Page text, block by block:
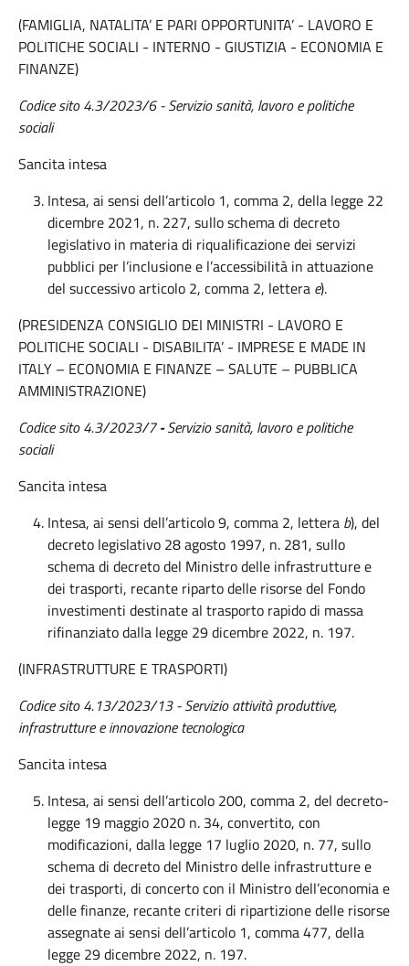
(FAMIGLIA, NATALITA’ E PARI OPPORTUNITA’ - LAVORO E
POLITICHE SOCIALI - INTERNO - GIUSTIZIA - ECONOMIA E
FINANZE)
Codice sito 4.3/2023/6 - Servizio sanità, lavoro e politiche
sociali
Sancita intesa
Intesa, ai sensi dell’articolo 1, comma 2, della legge 22
dicembre 2021, n. 227, sullo schema di decreto
legislativo in materia di riqualificazione dei servizi
pubblici per l’inclusione e l’accessibilità in attuazione
del successivo articolo 2, comma 2, lettera e).
(PRESIDENZA CONSIGLIO DEI MINISTRI - LAVORO E
POLITICHE SOCIALI - DISABILITA’ - IMPRESE E MADE IN
ITALY – ECONOMIA E FINANZE – SALUTE – PUBBLICA
AMMINISTRAZIONE)
Codice sito 4.3/2023/7-Servizio sanità, lavoro e politiche
sociali
Sancita intesa
Intesa, ai sensi dell’articolo 9, comma 2, lettera b), del
decreto legislativo 28 agosto 1997, n. 281, sullo
schema di decreto del Ministro delle infrastrutture e
dei trasporti, recante riparto delle risorse del Fondo
investimenti destinate al trasporto rapido di massa
rifinanziato dalla legge 29 dicembre 2022, n. 197.
(INFRASTRUTTURE E TRASPORTI)
Codice sito 4.13/2023/13 - Servizio attività produttive,
infrastrutture e innovazione tecnologica
Sancita intesa
Intesa, ai sensi dell’articolo 200, comma 2, del decreto-
legge 19 maggio 2020 n. 34, convertito, con
modificazioni, dalla legge 17 luglio 2020, n. 77, sullo
schema di decreto del Ministro delle infrastrutture e
dei trasporti, di concerto con il Ministro dell’economia e
delle finanze, recante criteri di ripartizione delle risorse
assegnate ai sensi dell’articolo 1, comma 477, della
legge 29 dicembre 2022, n. 197.